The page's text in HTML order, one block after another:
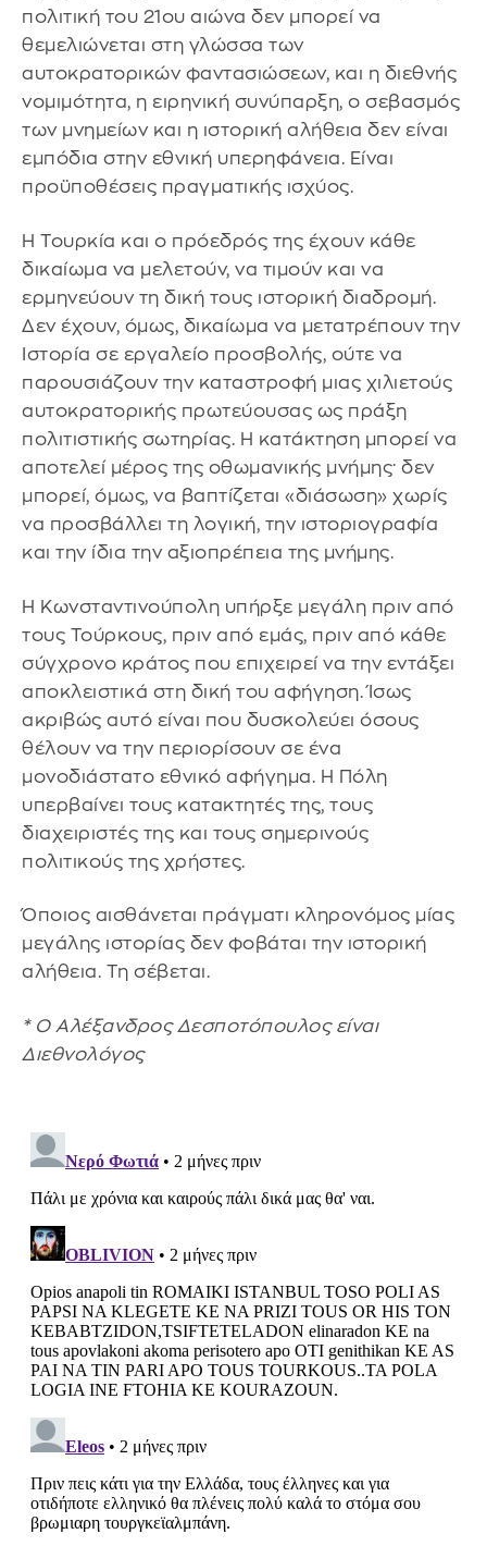
πολιτική του 21ου αιώνα δεν μπορεί να
θεμελιώνεται στη γλώσσα των
αυτοκρατορικών φαντασιώσεων, και η διεθνής
νομιμότητα, η ειρηνική συνύπαρξη, ο σεβασμός
των μνημείων και η ιστορική αλήθεια δεν είναι
εμπόδια στην εθνική υπερηφάνεια. Είναι
προϋποθέσεις πραγματικής ισχύος.
Η Τουρκία και ο πρόεδρός της έχουν κάθε
δικαίωμα να μελετούν, να τιμούν και να
ερμηνεύουν τη δική τους ιστορική διαδρομή.
Δεν έχουν, όμως, δικαίωμα να μετατρέπουν την
Ιστορία σε εργαλείο προσβολής, ούτε να
παρουσιάζουν την καταστροφή μιας χιλιετούς
αυτοκρατορικής πρωτεύουσας ως πράξη
πολιτιστικής σωτηρίας. Η κατάκτηση μπορεί να
αποτελεί μέρος της οθωμανικής μνήμης· δεν
μπορεί, όμως, να βαπτίζεται «διάσωση» χωρίς
να προσβάλλει τη λογική, την ιστοριογραφία
και την ίδια την αξιοπρέπεια της μνήμης.
Η Κωνσταντινούπολη υπήρξε μεγάλη πριν από
τους Τούρκους, πριν από εμάς, πριν από κάθε
σύγχρονο κράτος που επιχειρεί να την εντάξει
αποκλειστικά στη δική του αφήγηση. Ίσως
ακριβώς αυτό είναι που δυσκολεύει όσους
θέλουν να την περιορίσουν σε ένα
μονοδιάστατο εθνικό αφήγημα. Η Πόλη
υπερβαίνει τους κατακτητές της, τους
διαχειριστές της και τους σημερινούς
πολιτικούς της χρήστες.
Όποιος αισθάνεται πράγματι κληρονόμος μίας
μεγάλης ιστορίας δεν φοβάται την ιστορική
αλήθεια. Τη σέβεται.
* Ο Αλέξανδρος Δεσποτόπουλος είναι
Διεθνολόγος